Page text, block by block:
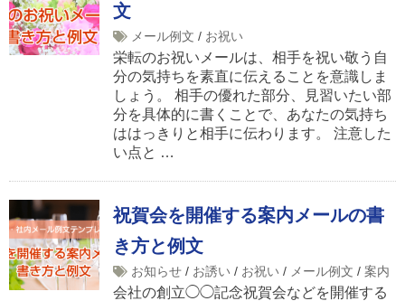
文
メール例文 / お祝い
栄転のお祝いメールは、相手を祝い敬う自
分の気持ちを素直に伝えることを意識しま
しょう。 相手の優れた部分、見習いたい部
分を具体的に書くことで、あなたの気持ち
ははっきりと相手に伝わります。 注意した
い点と …
祝賀会を開催する案内メールの書
き方と例文
お知らせ / お誘い / お祝い / メール例文 / 案内
会社の創立◯◯記念祝賀会などを開催する